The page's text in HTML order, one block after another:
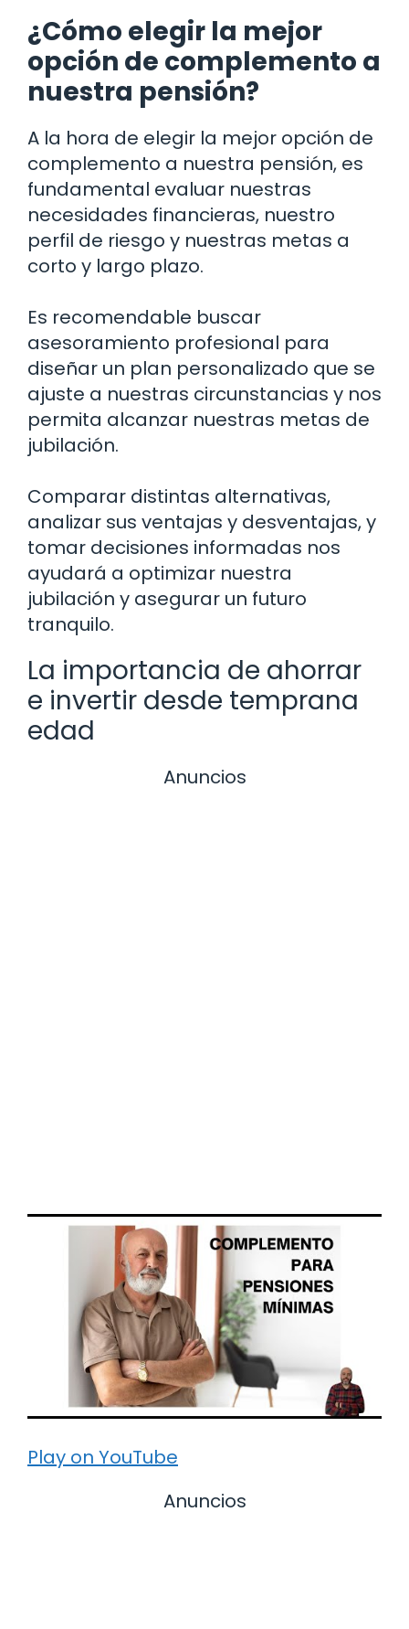
¿Cómo elegir la mejor
opción de complemento a
nuestra pensión?
A la hora de elegir la mejor opción de
complemento a nuestra pensión, es
fundamental evaluar nuestras
necesidades financieras, nuestro
perfil de riesgo y nuestras metas a
corto y largo plazo.
Es recomendable buscar
asesoramiento profesional para
diseñar un plan personalizado que se
ajuste a nuestras circunstancias y nos
permita alcanzar nuestras metas de
jubilación.
Comparar distintas alternativas,
analizar sus ventajas y desventajas, y
tomar decisiones informadas nos
ayudará a optimizar nuestra
jubilación y asegurar un futuro
tranquilo.
La importancia de ahorrar
e invertir desde temprana
edad
Anuncios
Play on YouTube
Anuncios